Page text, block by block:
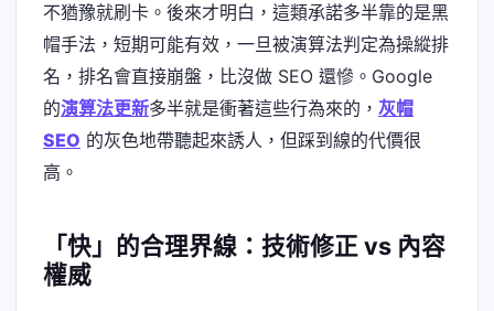
不猶豫就刷卡。後來才明白，這類承諾多半靠的是黑
帽手法，短期可能有效，一旦被演算法判定為操縱排
名，排名會直接崩盤，比沒做 SEO 還慘。Google
的演算法更新多半就是衝著這些行為來的， 灰帽
SEO 的灰色地帶聽起來誘人，但踩到線的代價很
高。
「快」的合理界線：技術修正 vs 內容
權威